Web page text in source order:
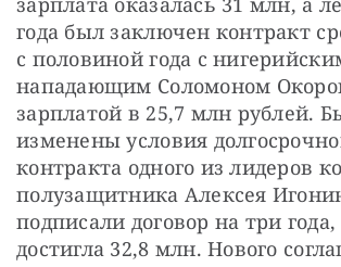
года был заключен контракт
с половиной года с
нападающим Соломоном
зарплатой в 25,7 млн рублей.
изменены условия
контракта одного из лидеров
полузащитника Алексея
подписали договор на три года,
достигла 32,8 млн. Нового